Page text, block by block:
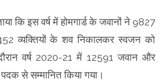
कि इस वर्ष में होमगार्ड के जवानों ने 9827
व्यक्तियों के शव निकालकर स्वजन को
वर्ष 2020-21 में 12591 जवान और
पदक से सम्मानित किया गया।